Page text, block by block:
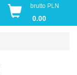
brutto PLN
0.00